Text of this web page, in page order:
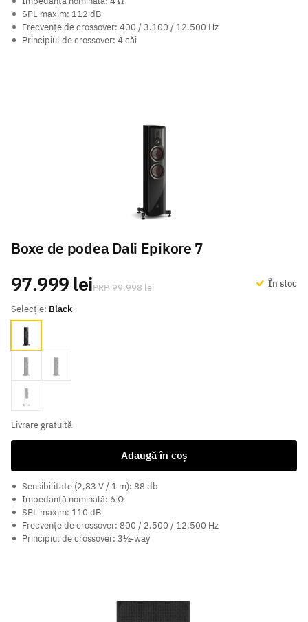
SPL maxim: 112 dB
Frecvențe de crossover: 400 / 3.100 / 12.500 Hz
Principiul de crossover: 4 căi
Boxe de podea Dali Epikore 7
În stoc
Selecție: Black
Black
Maroon Walnut
White
Livrare gratuită
97.999 lei 99.998 lei
Adaugă în coș
Sensibilitate (2,83 V / 1 m): 88 db
Impedanță nominală: 6 Ω
SPL maxim: 110 dB
Frecvențe de crossover: 800 / 2.500 / 12.500 Hz
Principiul de crossover: 3½-way